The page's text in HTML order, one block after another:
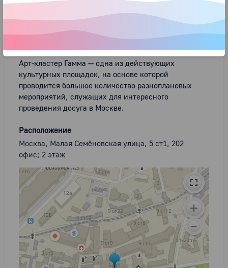
О нас
Арт-кластер Гамма — одна из действующих
культурных площадок, на основе которой
проводится большое количество разноплановых
мероприятий, служащих для интересного
проведения досуга в Москве.
Расположение
Москва, Малая Семёновская улица, 5 ст1, 202
офис; 2 этаж